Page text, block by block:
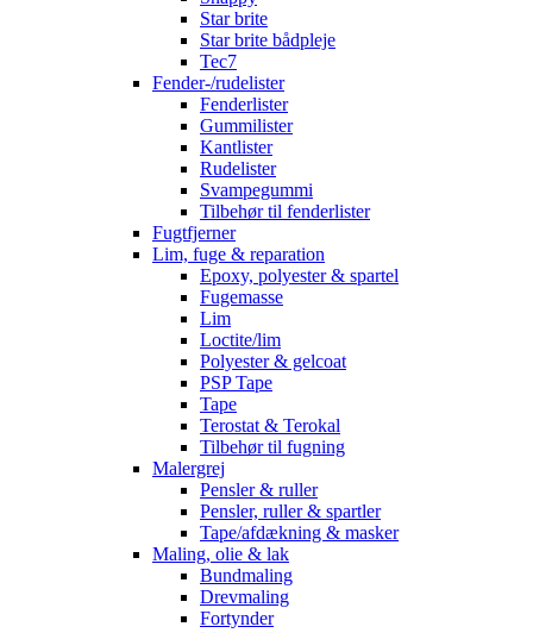
Star brite
Star brite bådpleje
Tec7
Fender-/rudelister
Fenderlister
Gummilister
Kantlister
Rudelister
Svampegummi
Tilbehør til fenderlister
Fugtfjerner
Lim, fuge & reparation
Epoxy, polyester & spartel
Fugemasse
Lim
Loctite/lim
Polyester & gelcoat
PSP Tape
Tape
Terostat & Terokal
Tilbehør til fugning
Malergrej
Pensler & ruller
Pensler, ruller & spartler
Tape/afdækning & masker
Maling, olie & lak
Bundmaling
Drevmaling
Fortynder